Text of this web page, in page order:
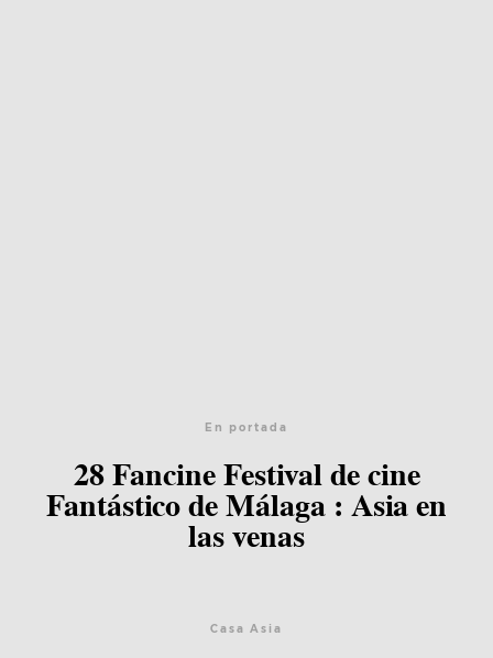
En portada
28 Fancine Festival de cine
Fantástico de Málaga : Asia en
las venas
Casa Asia